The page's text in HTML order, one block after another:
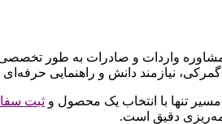
مشاوره واردات و صادرات به طور
نیازمند دانش و راهنمایی
تنها با انتخاب یک محصول و ثبت
دقیق است.